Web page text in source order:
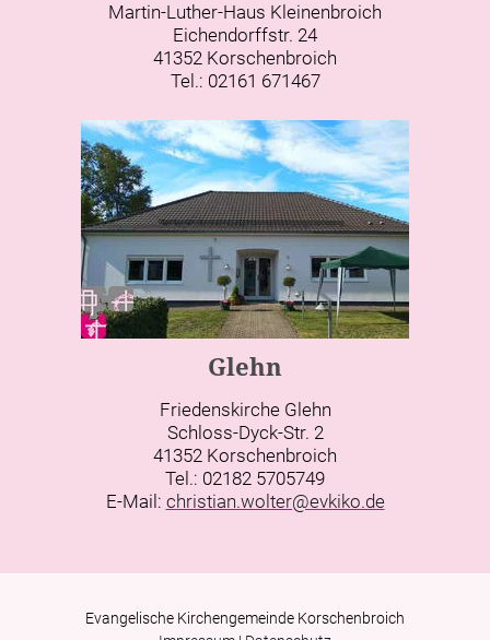
Martin-Luther-Haus Kleinenbroich
Eichendorffstr. 24
41352 Korschenbroich
Tel.: 02161 671467
Glehn
Friedenskirche Glehn
Schloss-Dyck-Str. 2
41352 Korschenbroich
Tel.: 02182 5705749
E-Mail: christian.wolter@evkiko.de
Evangelische Kirchengemeinde Korschenbroich